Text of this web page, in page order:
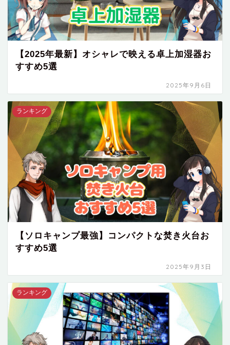
【2025年最新】オシャレで映える卓上加湿器お
すすめ5選
2025年9月6日
ランキング
【ソロキャンプ最強】コンパクトな焚き火台お
すすめ5選
2025年9月3日
ランキング